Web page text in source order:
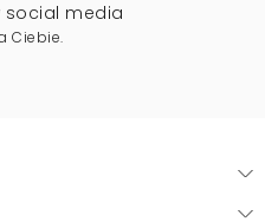
social media
Ciebie.